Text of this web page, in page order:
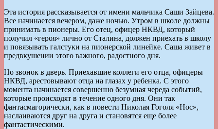
Эта история рассказывается от имени мальчика Саши Зайцева.
Все начинается вечером, даже ночью. Утром в школе должны
принимать в пионеры. Его отец, офицер НКВД, который
получил «героя» лично от Сталина, должен приехать в школу
и повязывать галстуки на пионерской линейке. Саша живет в
предвкушении этого важного, радостного дня.
Но звонок в дверь. Приехавшие коллеги его отца, офицеры
НКВД, арестовывают отца на глазах у ребенка. С этого
момента начинается совершенно безумная череда событий,
которые происходят в течение одного дня. Они так
фантасмагорически, как в повести Николая Гоголя «Нос»,
наслаиваются друг на друга и становятся еще более
фантастическими.